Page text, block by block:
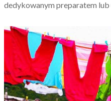
dedykowanym preparatem